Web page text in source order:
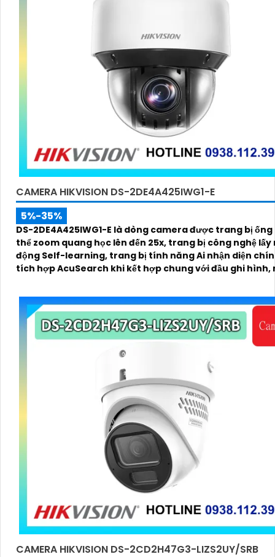
CAMERA HIKVISION DS-2DE4A425IWG1-E
5%-35%
DS-2DE4A425IWG1-E là dòng camera được trang bị
thể zoom quang học lên đến 25x, trang bị công nghệ
động Self-learning, trang bị tính năng Ai nhận diện
tích hợp AcuSearch khi kết hợp chung với đầu ghi hình,
CAMERA HIKVISION DS-2CD2H47G3-LIZS2UY/SRB